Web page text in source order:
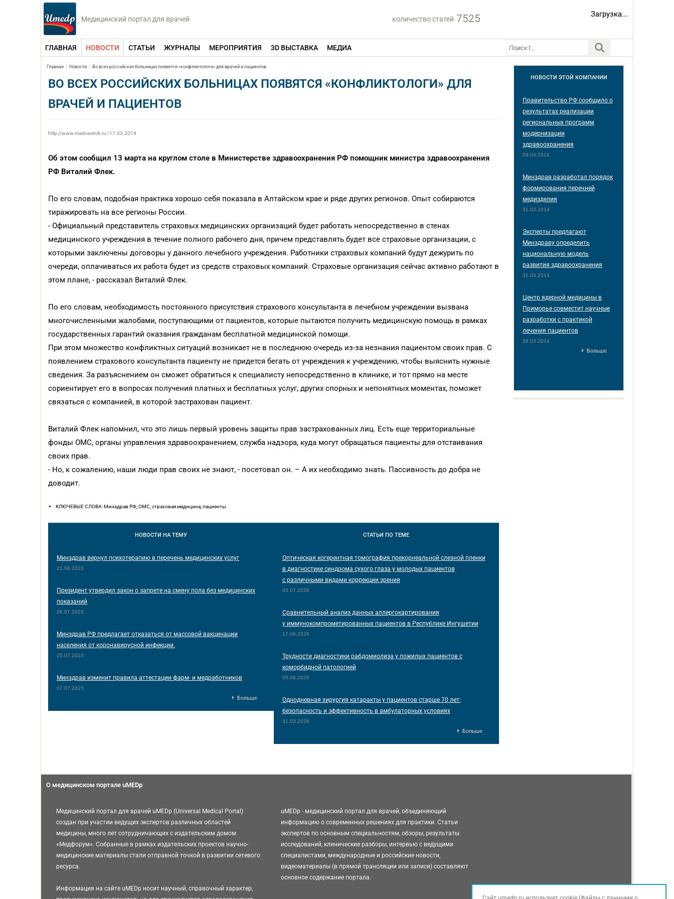
Медицинский портал для врачей количество статей 7525 Загрузка...
ГЛАВНАЯ НОВОСТИ СТАТЬИ ЖУРНАЛЫ МЕРОПРИЯТИЯ 3D ВЫСТАВКА МЕДИА
Главная Новости Во всех российских больницах появятся «конфликтологи» для врачей и пациентов
ВО ВСЕХ РОССИЙСКИХ БОЛЬНИЦАХ ПОЯВЯТСЯ «КОНФЛИКТОЛОГИ» ДЛЯ
ВРАЧЕЙ И ПАЦИЕНТОВ
http://www.medvestnik.ru | 17.03.2014
Об этом сообщил 13 марта на круглом столе в Министерстве здравоохранения РФ помощник министра здравоохранения
РФ Виталий Флек.
По его словам, подобная практика хорошо себя показала в Алтайском крае и ряде других регионов. Опыт собираются
тиражировать на все регионы России.
- Официальный представитель страховых медицинских организаций будет работать непосредственно в стенах
медицинского учреждения в течение полного рабочего дня, причем представлять будет все страховые организации, с
которыми заключены договоры у данного лечебного учреждения. Работники страховых компаний будут дежурить по
очереди, оплачиваться их работа будет из средств страховых компаний. Страховые организация сейчас активно работают в
этом плане, - рассказал Виталий Флек.
По его словам, необходимость постоянного присутствия страхового консультанта в лечебном учреждении вызвана
многочисленными жалобами, поступающими от пациентов, которые пытаются получить медицинскую помощь в рамках
государственных гарантий оказания гражданам бесплатной медицинской помощи.
При этом множество конфликтных ситуаций возникает не в последнюю очередь из-за незнания пациентом своих прав. С
появлением страхового консультанта пациенту не придется бегать от учреждения к учреждению, чтобы выяснить нужные
сведения. За разъяснением он сможет обратиться к специалисту непосредственно в клинике, и тот прямо на месте
сориентирует его в вопросах получения платных и бесплатных услуг, других спорных и непонятных моментах, поможет
связаться с компанией, в которой застрахован пациент.
Виталий Флек напомнил, что это лишь первый уровень защиты прав застрахованных лиц. Есть еще территориальные
фонды ОМС, органы управления здравоохранением, служба надзора, куда могут обращаться пациенты для отстаивания
своих прав.
- Но, к сожалению, наши люди прав своих не знают, - посетовал он. – А их необходимо знать. Пассивность до добра не
доводит.
КЛЮЧЕВЫЕ СЛОВА: Минздрав РФ, ОМС, страховая медицина, пациенты
НОВОСТИ НА ТЕМУ
Минздрав вернул психотерапию в перечень медицинских услуг
21.08.2023
Президент утвердил закон о запрете на смену пола без медицинских
показаний
26.07.2023
Минздрав РФ предлагает отказаться от массовой вакцинации
населения от коронавирусной инфекции.
25.07.2023
Минздрав изменит правила аттестации фарм- и медработников
07.07.2023
Больше
СТАТЬИПО ТЕМЕ
Оптическая когерентная томография прекорнеальной слезной пленки
в диагностике синдрома сухого глаза у молодых пациентов
с различными видами коррекции зрения
03.07.2026
Сравнительный анализ данных аллергокартирования
у иммунокомпрометированных пациентов в Республике Ингушетии
17.06.2026
Трудности диагностики рабдомиолиза у пожилых пациентов с
коморбидной патологией
05.06.2026
Однодневная хирургия катаракты у пациентов старше 70 лет:
безопасность и эффективность в амбулаторных условиях
31.03.2026
Больше
НОВОСТИ ЭТОЙ КОМПАНИИ
Правительство РФ сообщило о
результатах реализации
региональных программ
модернизации
здравоохранения
09.04.2014
Минздрав разработал порядок
формирования перечней
медизделия
31.03.2014
Эксперты предлагают
Минздраву определить
национальную модель
развития здравоохранения
31.03.2014
Центр ядерной медицины в
Приморье совместит научные
разработки с практикой
лечения пациентов
28.03.2014
Больше
О медицинском портале uMEDp
Медицинский портал для врачей uMEDp (Universal Medical Portal)
создан при участии ведущих экспертов различных областей
медицины, много лет сотрудничающих с издательским домом
«Медфорум». Собранные в рамках издательских проектов научно-
медицинские материалы стали отправной точкой в развитии сетевого
ресурса.
Информация на сайте uMEDp носит научный, справочный характер,
uMEDp - медицинский портал для врачей, объединяющий
информацию о современных решениях для практики. Статьи
экспертов по основным специальностям, обзоры, результаты
исследований, клинические разборы, интервью с ведущими
специалистами, международные и российские новости,
видеоматериалы (в прямой трансляции или записи) составляют
основное содержание портала.